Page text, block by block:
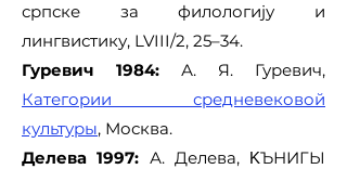
српске за филологију и
лингвистику, LVIII/2, 25–34.
Гуревич 1984: А. Я. Гуревич,
Категории средневековой
культуры, Москва.
Делева 1997: А. Делева, ΚЪНИГЫ